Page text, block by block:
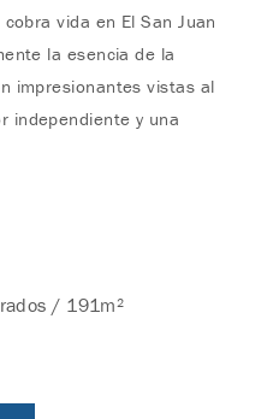
vida en El San Juan
la esencia de la
impresionantes vistas al
independiente y una
/ 191m²